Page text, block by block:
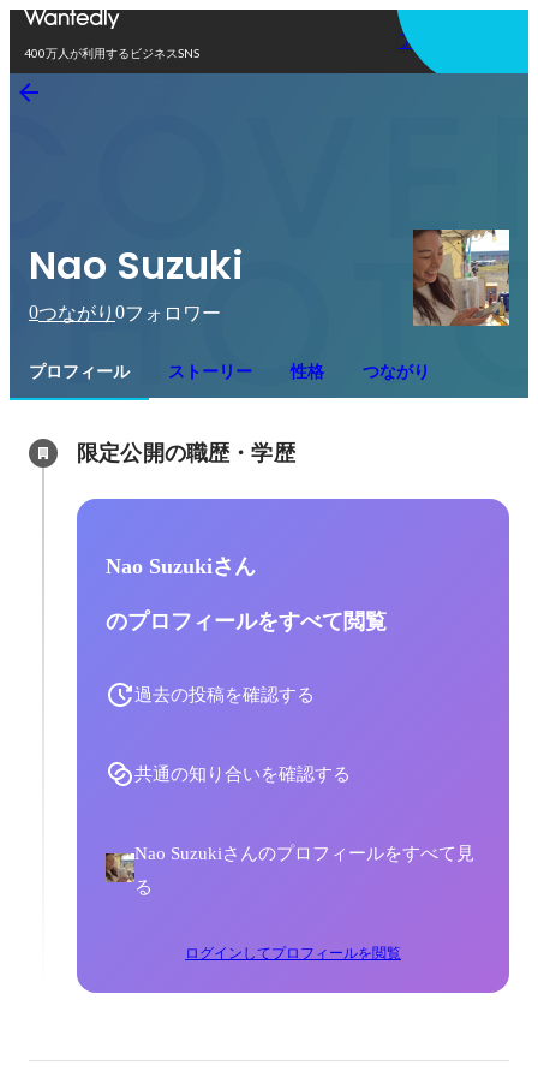
400万人が利用するビジネスSNS
アプリを使う
Nao Suzuki
0つながり 0フォロワー
プロフィール ストーリー 性格 つながり
限定公開の職歴・学歴
Nao Suzukiさん
のプロフィールをすべて閲覧
過去の投稿を確認する
共通の知り合いを確認する
Nao Suzukiさんのプロフィールをすべて見
る
ログインしてプロフィールを閲覧